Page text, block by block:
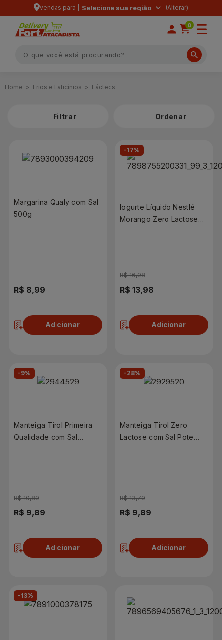
vendas para | Selecione sua região
0
Frios e Laticínios Lácteos
Filtrar
Margarina Qualy com Sal
500g
R$ 8,99
Adicionar
-17%
Iogurte Líquido Nestlé
Morango Zero Lactose
R$ 16,98
R$ 13,98
Adicionar
-9%
Manteiga Tirol Primeira
Qualidade com Sal
R$ 10,89
R$ 9,89
Adicionar
-28%
Manteiga Tirol Zero
Lactose com Sal Pote
R$ 13,79
R$ 9,89
Adicionar
-13%